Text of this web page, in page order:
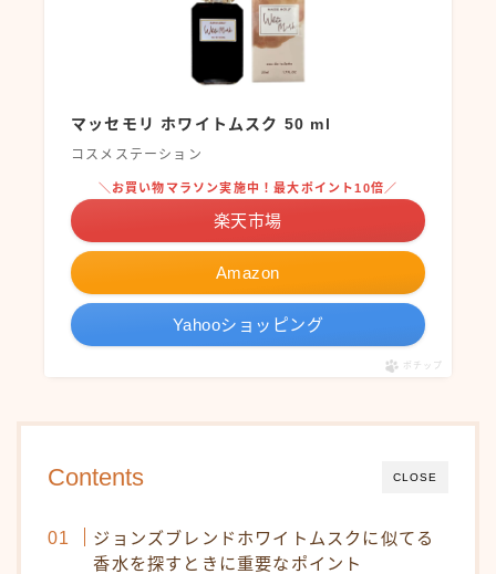
マッセモリ ホワイトムスク 50 ml
コスメステーション
Amazon
＼お買い物マラソン実施中！最大ポイント10倍／
楽天市場
Yahooショッピング
ポチップ
CLOSE
Contents
ジョンズブレンドホワイトムスクに似てる
香水を探すときに重要なポイント